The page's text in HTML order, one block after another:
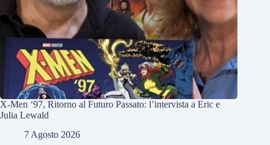
X-Men ‘97, Ritorno al Futuro Passato: l’intervista a Eric e
Julia Lewald
7 Agosto 2026